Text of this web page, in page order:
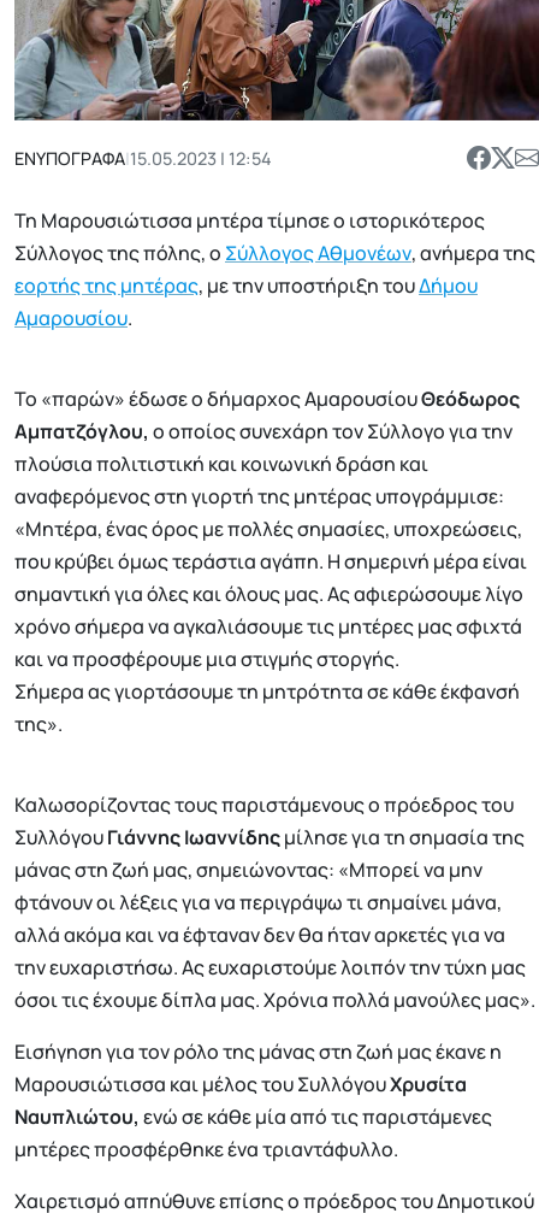
ΕΝΥΠΟΓΡΑΦΑ|15.05.2023 | 12:54
Τη Μαρουσιώτισσα μητέρα τίμησε ο ιστορικότερος
Σύλλογος της πόλης, ο Σύλλογος Αθμονέων, ανήμερα της
εορτής της μητέρας, με την υποστήριξη τουΔήμου
Αμαρουσίου.
Το «παρών» έδωσε ο δήμαρχος ΑμαρουσίουΘεόδωρος
Αμπατζόγλου, ο οποίος συνεχάρη τον Σύλλογο για την
πλούσια πολιτιστική και κοινωνική δράση και
αναφερόμενος στη γιορτή της μητέρας υπογράμμισε:
«Μητέρα, ένας όρος με πολλές σημασίες, υποχρεώσεις,
που κρύβει όμως τεράστια αγάπη. Η σημερινή μέρα είναι
σημαντική για όλες και όλους μας. Ας αφιερώσουμε λίγο
χρόνο σήμερα να αγκαλιάσουμε τις μητέρες μας σφιχτά
και να προσφέρουμε μια στιγμής στοργής.
Σήμερα ας γιορτάσουμε τη μητρότητα σε κάθε έκφανσή
της».
Καλωσορίζοντας τους παριστάμενους ο πρόεδρος του
ΣυλλόγουΓιάννης Ιωαννίδηςμίλησε για τη σημασία της
μάνας στη ζωή μας, σημειώνοντας: «Μπορεί να μην
φτάνουν οι λέξεις για να περιγράψω τι σημαίνει μάνα,
αλλά ακόμα και να έφταναν δεν θα ήταν αρκετές για να
την ευχαριστήσω. Ας ευχαριστούμε λοιπόν την τύχη μας
όσοι τις έχουμε δίπλα μας. Χρόνια πολλά μανούλες μας».
Εισήγηση για τον ρόλο της μάνας στη ζωή μας έκανε η
Μαρουσιώτισσα και μέλος του ΣυλλόγουΧρυσίτα
Ναυπλιώτου, ενώ σε κάθε μία από τις παριστάμενες
μητέρες προσφέρθηκε ένα τριαντάφυλλο.
Χαιρετισμό απηύθυνε επίσης ο πρόεδρος του Δημοτικού